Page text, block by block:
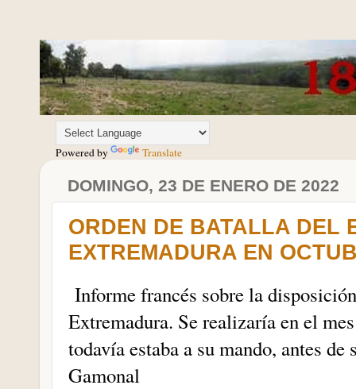
Powered by Translate
DOMINGO, 23 DE ENERO DE 2022
ORDEN DE BATALLA DEL
EXTREMADURA EN
Informe francés sobre la
Extremadura. Se realizaría en el
todavía estaba a su mando, antes
Gamonal